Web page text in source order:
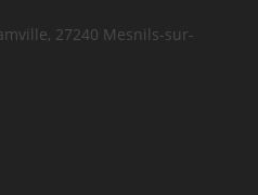
27240 Mesnils-sur-